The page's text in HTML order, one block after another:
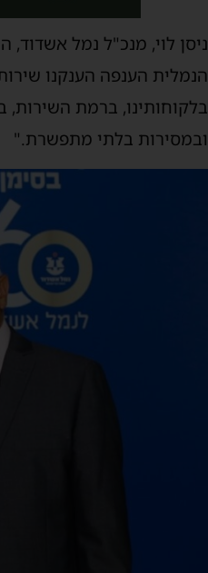
ניסן לוי, מנכ"ל נמל
הנמלית הענפה הענקנו
בלקוחותינו, ברמת השירות,
ובמסירות בלתי מתפשרת."